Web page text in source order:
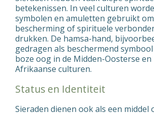
betekenissen. In veel culturen
symbolen en amuletten gebruikt
bescherming of spirituele
drukken. De hamsa-hand,
gedragen als beschermend
boze oog in de Midden-Oosterse
Afrikaanse culturen.
Status en Identiteit
Sieraden dienen ook als een middel